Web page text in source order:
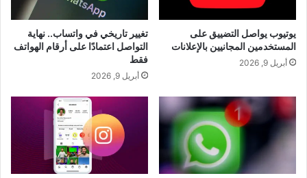
يوتيوب يواصل التضييق على
المستخدمين المجانيين بالإعلانات
أبريل 9, 2026
تغيير تاريخي في واتساب.. نهاية
التواصل اعتمادًا على أرقام الهواتف
فقط
أبريل 9, 2026